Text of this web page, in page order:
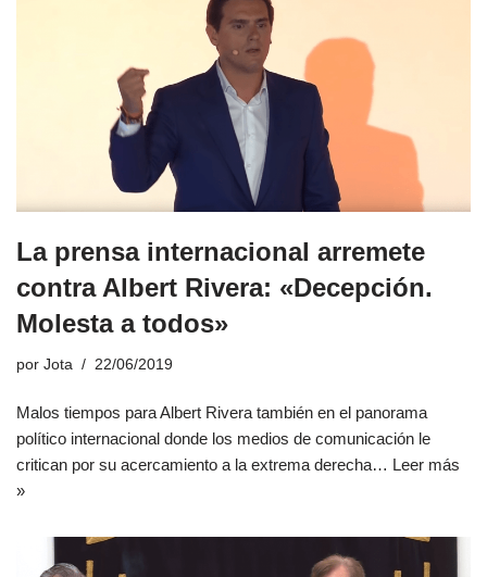
La prensa internacional arremete
contra Albert Rivera: «Decepción.
Molesta a todos»
por Jota 22/06/2019
Malos tiempos para Albert Rivera también en el panorama
político internacional donde los medios de comunicación le
critican por su acercamiento a la extrema derecha… Leer más
»